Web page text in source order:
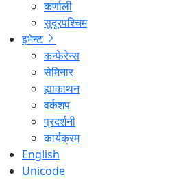
कर्णाली
सुदूरपश्चिम
इभेन्ट
कन्फेरेन्स
सेमिनार
ह्याकाथन
वर्कशप
प्रदर्शनी
कार्यक्रम
English
Unicode